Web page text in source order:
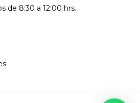
de 8:30 a 12:00 hrs.